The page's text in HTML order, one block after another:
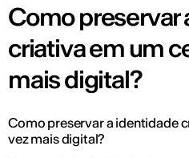
Como preservar
criativa em um
mais digital?
Como preservar a identidade
vez mais digital?